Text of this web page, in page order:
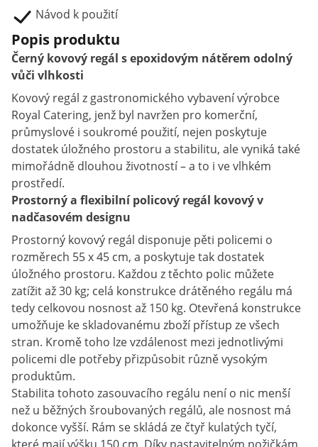
Návod k použití
Popis produktu
Černý kovový regál s epoxidovým nátěrem odolný
vůči vlhkosti
Kovový regál z gastronomického vybavení výrobce
Royal Catering, jenž byl navržen pro komerční,
průmyslové i soukromé použití, nejen poskytuje
dostatek úložného prostoru a stabilitu, ale vyniká také
mimořádně dlouhou životností – a to i ve vlhkém
prostředí.
Prostorný a flexibilní policový regál kovový v
nadčasovém designu
Prostorný kovový regál disponuje pěti policemi o
rozměrech 55 x 45 cm, a poskytuje tak dostatek
úložného prostoru. Každou z těchto polic můžete
zatížit až 30 kg; celá konstrukce drátěného regálu má
tedy celkovou nosnost až 150 kg. Otevřená konstrukce
umožňuje ke skladovanému zboží přístup ze všech
stran. Kromě toho lze vzdálenost mezi jednotlivými
policemi dle potřeby přizpůsobit různě vysokým
produktům.
Stabilita tohoto zasouvacího regálu není o nic menší
než u běžných šroubovaných regálů, ale nosnost má
dokonce vyšší. Rám se skládá ze čtyř kulatých tyčí,